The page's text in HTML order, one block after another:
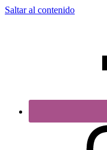
Saltar al contenido